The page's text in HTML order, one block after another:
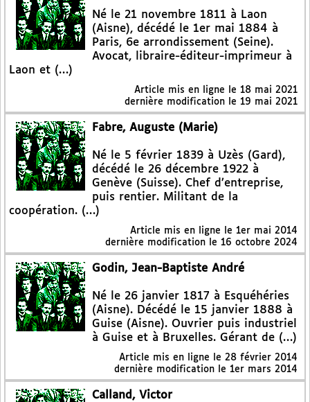
Né le 21 novembre 1811 à Laon
(Aisne), décédé le 1er mai 1884 à
Paris, 6e arrondissement (Seine).
Avocat, libraire-éditeur-imprimeur à
Laon et (…)
Article mis en ligne le 18 mai 2021
dernière modification le 19 mai 2021
Fabre, Auguste (Marie)
Né le 5 février 1839 à Uzès (Gard),
décédé le 26 décembre 1922 à
Genève (Suisse). Chef d’entreprise,
puis rentier. Militant de la
coopération. (…)
Article mis en ligne le 1er mai 2014
dernière modification le 16 octobre 2024
Godin, Jean-Baptiste André
Né le 26 janvier 1817 à Esquéhéries
(Aisne). Décédé le 15 janvier 1888 à
Guise (Aisne). Ouvrier puis industriel
à Guise et à Bruxelles. Gérant de (…)
Article mis en ligne le 28 février 2014
dernière modification le 1er mars 2014
Calland, Victor